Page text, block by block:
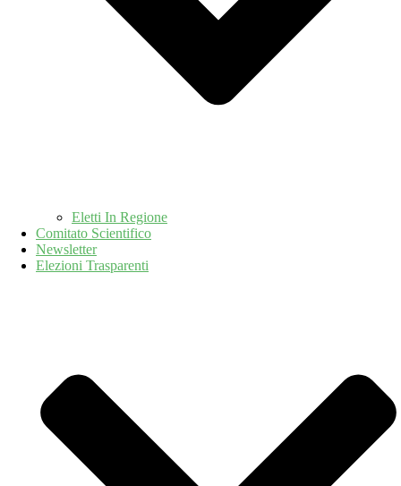
Eletti In Regione
Comitato Scientifico
Newsletter
Elezioni Trasparenti